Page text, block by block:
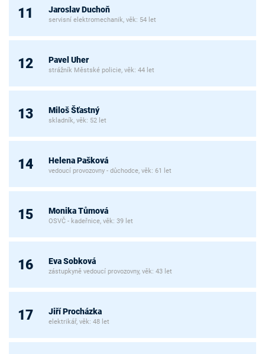
11 Jaroslav Duchoň
servisní elektromechanik, věk: 54 let
12 Pavel Uher
strážník Městské policie, věk: 44 let
13 Miloš Šťastný
skladník, věk: 52 let
14 Helena Pašková
vedoucí provozovny - důchodce, věk: 61 let
15 Monika Tůmová
OSVČ - kadeřnice, věk: 39 let
16 Eva Sobková
zástupkyně vedoucí provozovny, věk: 43 let
17 Jiří Procházka
elektrikář, věk: 48 let